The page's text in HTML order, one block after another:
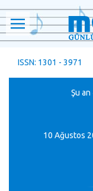
ISSN: 1301 - 3971
Şu
10 Ağustos